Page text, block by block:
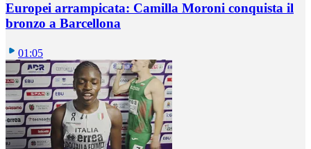
Europei arrampicata: Camilla Moroni conquista il
bronzo a Barcellona
01:05